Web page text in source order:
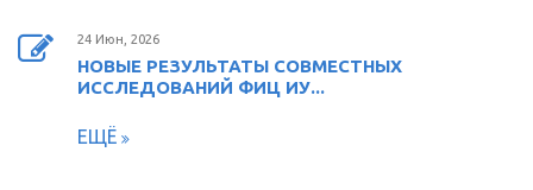
24 Июн, 2026
НОВЫЕ РЕЗУЛЬТАТЫ СОВМЕСТНЫХ
ИССЛЕДОВАНИЙ ФИЦ ИУ...
ЕЩЁ